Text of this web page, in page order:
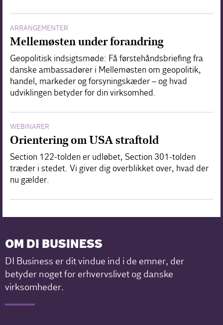
ARRANGEMENTER
Mellemøsten under forandring
Geopolitisk indsigtsmøde: Få førstehåndsbriefing fra
danske ambassadører i Mellemøsten om geopolitik,
handel, markeder og forsyningskæder – og hvad
udviklingen betyder for din virksomhed.
WEBINARER
Orientering om USA straftold
Section 122-tolden er udløbet, Section 301-tolden
træder i stedet. Vi giver dig overblikket over, hvad der
nu gælder.
OM DI BUSINESS
DI Business er dit vindue ind i de emner, der
betyder noget for erhvervslivet og danske
virksomheder.